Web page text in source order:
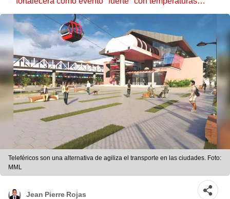
Teleféricos son una alternativa de agiliza el transporte en las ciudades. Foto:
MML
Jean Pierre Rojas